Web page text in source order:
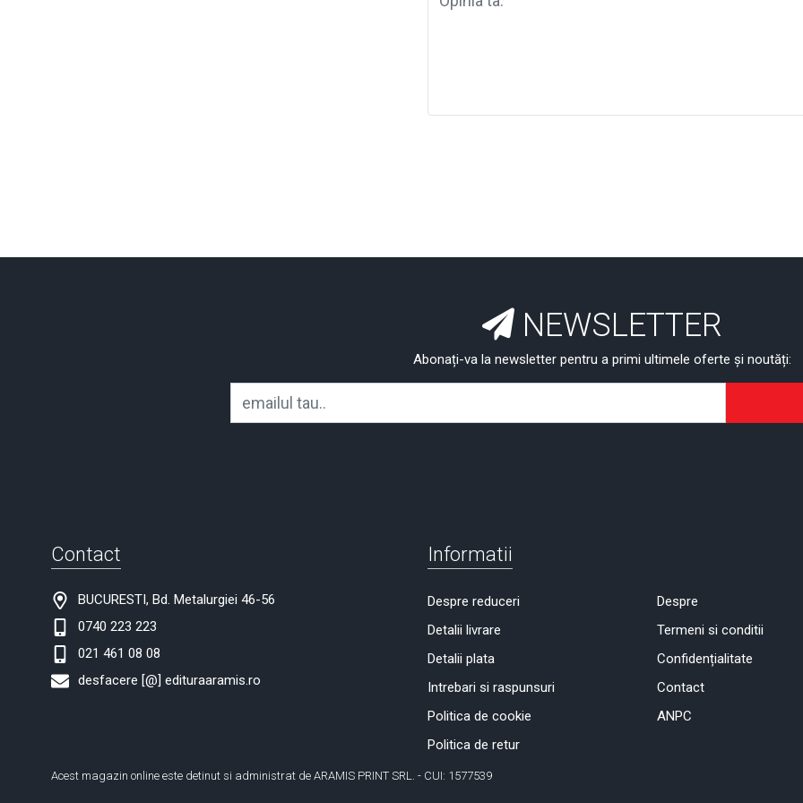
NEWSLETTER
Abonați-va la newsletter pentru a primi ultimele oferte și noutăți:
Contact
BUCURESTI, Bd. Metalurgiei 46-56
0740 223 223
021 461 08 08
desfacere [@] edituraaramis.ro
Informatii
Despre reduceri
Detalii livrare
Detalii plata
Intrebari si raspunsuri
Politica de cookie
Politica de retur
Despre
Termeni si conditii
Confidențialitate
Contact
ANPC
Acest magazin online este detinut si administrat de ARAMIS PRINT SRL. - CUI: 1577539